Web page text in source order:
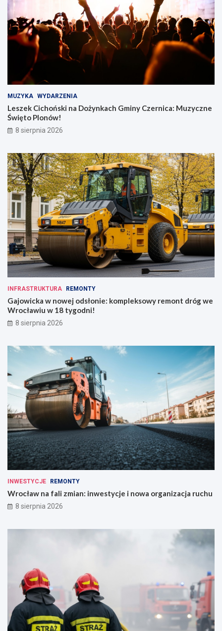
MUZYKA WYDARZENIA
Leszek Cichoński na Dożynkach Gminy Czernica: Muzyczne
Święto Plonów!
8 sierpnia 2026
INFRASTRUKTURA REMONTY
Gajowicka w nowej odsłonie: kompleksowy remont dróg we
Wrocławiu w 18 tygodni!
8 sierpnia 2026
INWESTYCJE REMONTY
Wrocław na fali zmian: inwestycje i nowa organizacja ruchu
8 sierpnia 2026